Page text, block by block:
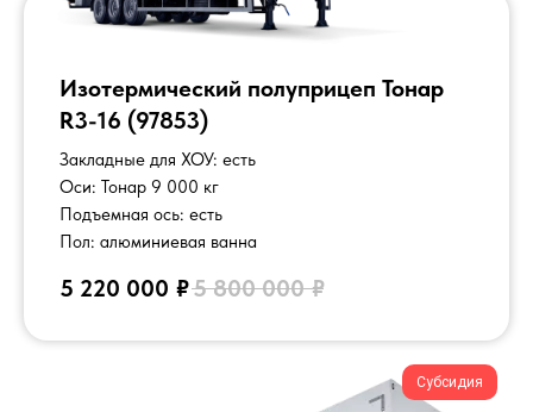
Изотермический полуприцеп Тонар
R3-16 (97853)
Закладные для ХОУ: есть
Оси: Тонар 9 000 кг
Подъемная ось: есть
Пол: алюминиевая ванна
5 220 000 ₽5 800 000 ₽
Субсидия
Заказать звонок
Шторные полуприцепы
Полуприцепы контейнеровозы
КАТАЛОГ